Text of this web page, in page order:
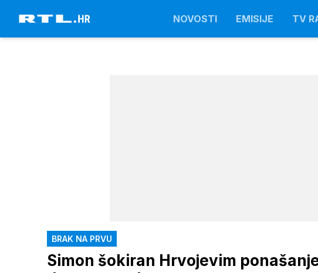
NOVOSTI EMISIJE TV
BRAK NA PRVU
Simon šokiran Hrvojevim